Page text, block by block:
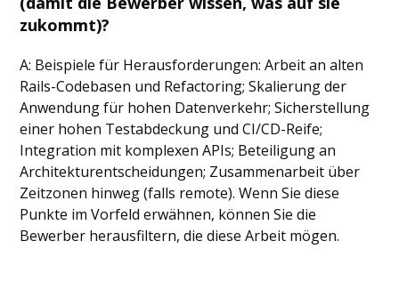
zukommt)?
A: Beispiele für Herausforderungen: Arbeit an alten
Rails-Codebasen und Refactoring; Skalierung der
Anwendung für hohen Datenverkehr; Sicherstellung
einer hohen Testabdeckung und CI/CD-Reife;
Integration mit komplexen APIs; Beteiligung an
Architekturentscheidungen; Zusammenarbeit über
Zeitzonen hinweg (falls remote). Wenn Sie diese
Punkte im Vorfeld erwähnen, können Sie die
Bewerber herausfiltern, die diese Arbeit mögen.